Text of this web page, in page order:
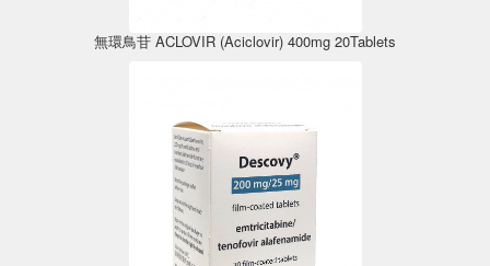
無環鳥苷 ACLOVIR (Aciclovir) 400mg 20Tablets